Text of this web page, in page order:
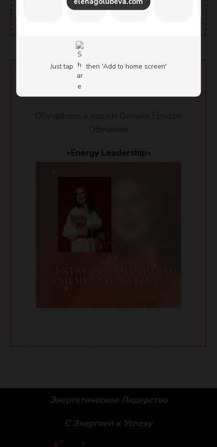
Бизнес сайт Елены Голубевой
Just tap then 'Add to home screen'
Целительство
ОНЛАЙН ЦЕНТР ОБУЧЕНИЯ
Обучайтесь в нашем Онлайн Центре
Обучения
«Energy Leadership«
Энергетическое Лидерство
С Энергией к Успеху